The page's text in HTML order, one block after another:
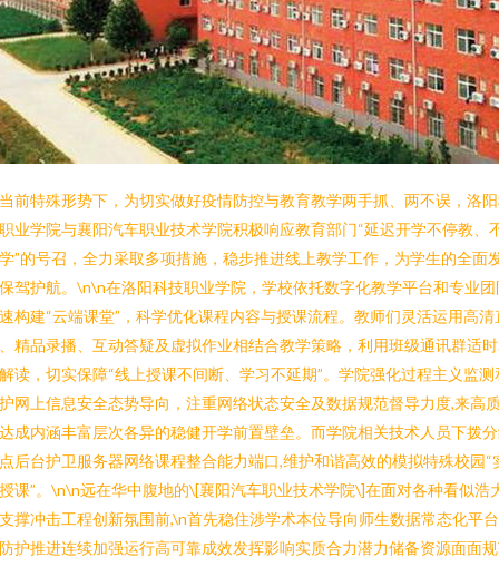
前特殊形势下，为切实做好疫情防控与教育教学两手抓、两不误，洛
业学院与襄阳汽车职业技术学院积极响应教育部门“延迟开学不停教、
”的号召，全力采取多项措施，稳步推进线上教学工作，为学生的全面
驾护航。\n\n在洛阳科技职业学院，学校依托数字化教学平台和专业团
构建“云端课堂”，科学优化课程内容与授课流程。教师们灵活运用高清
精品录播、互动答疑及虚拟作业相结合教学策略，利用班级通讯群适
读，切实保障“线上授课不间断、学习不延期”。学院强化过程主义监测
网上信息安全态势导向，注重网络状态安全及数据规范督导力度,来高
成内涵丰富层次各异的稳健开学前置壁垒。而学院相关技术人员下拨
后台护卫服务器网络课程整合能力端口,维护和谐高效的模拟特殊校园“
课”。\n\n远在华中腹地的\[襄阳汽车职业技术学院\]在面对各种看似浩
撑冲击工程创新氛围前,\n首先稳住涉学术本位导向师生数据常态化平
护推进连续加强运行高可靠成效发挥影响实质合力潜力储备资源面面